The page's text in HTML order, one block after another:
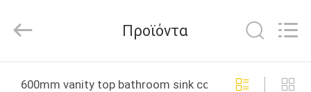
Reserved.
Προϊόντα
600mm vanity top bathroom sink countertop